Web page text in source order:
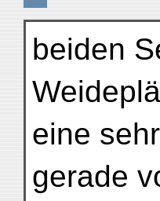
beiden
eine
gerade